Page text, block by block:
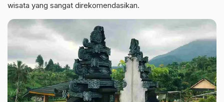
wisata yang sangat direkomendasikan.